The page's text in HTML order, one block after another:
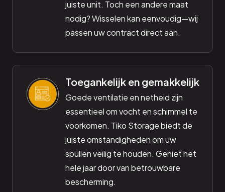
juiste unit. Toch een andere maat
nodig? Wisselen kan eenvoudig—wij
passen uw contract direct aan.
Toegankelijk en gemakkelijk
Goede ventilatie en netheid zijn
essentieel om vocht en schimmel te
voorkomen. Tiko Storage biedt de
juiste omstandigheden om uw
spullen veilig te houden. Geniet het
hele jaar door van betrouwbare
bescherming.